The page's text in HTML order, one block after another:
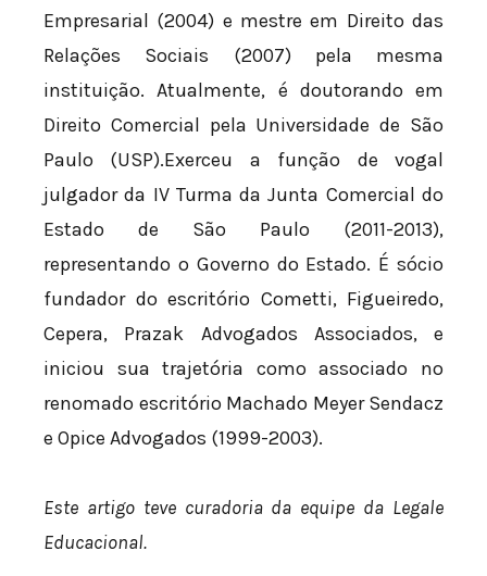
Empresarial (2004) e mestre em Direito das
Relações Sociais (2007) pela mesma
instituição. Atualmente, é doutorando em
Direito Comercial pela Universidade de São
Paulo (USP).Exerceu a função de vogal
julgador da IV Turma da Junta Comercial do
Estado de São Paulo (2011-2013),
representando o Governo do Estado. É sócio
fundador do escritório Cometti, Figueiredo,
Cepera, Prazak Advogados Associados, e
iniciou sua trajetória como associado no
renomado escritório Machado Meyer Sendacz
e Opice Advogados (1999-2003).
Este artigo teve curadoria da equipe da Legale
Educacional.